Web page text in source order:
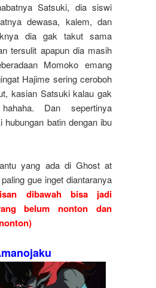
Satsuki, dia siswi
dewasa, kalem, dan
dia gak takut sama
tersulit apapun dia masih
Momoko emang
Hajime sering ceroboh
kasian Satsuki kalau gak
Dan sepertinya
hubungan batin dengan ibu
yang ada di Ghost at
gue inget diantaranya
dibawah bisa jadi
belum nonton dan